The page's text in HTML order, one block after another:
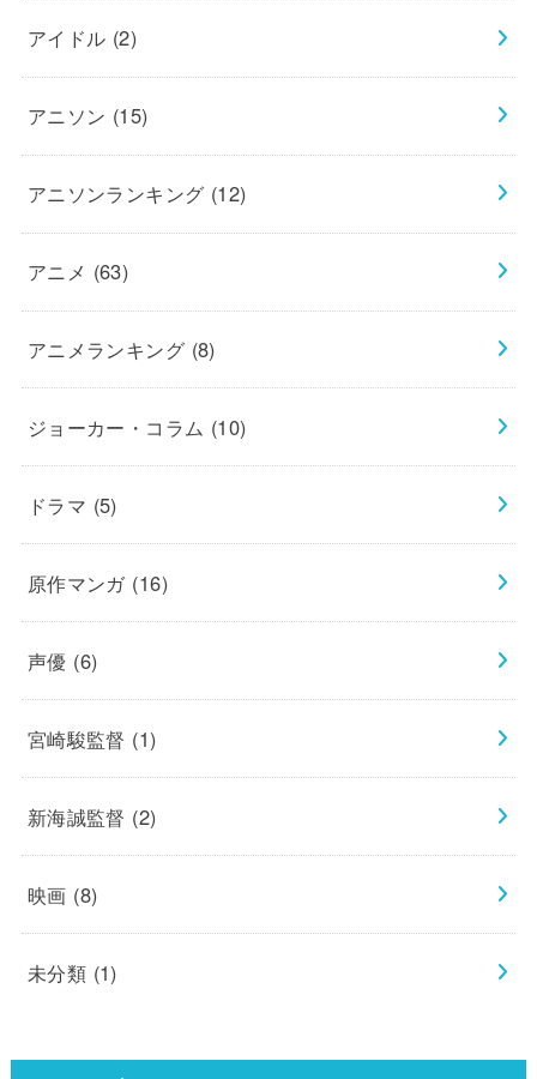
アイドル (2)
アニソン (15)
アニソンランキング (12)
アニメ (63)
アニメランキング (8)
ジョーカー・コラム (10)
ドラマ (5)
原作マンガ (16)
声優 (6)
宮崎駿監督 (1)
新海誠監督 (2)
映画 (8)
未分類 (1)